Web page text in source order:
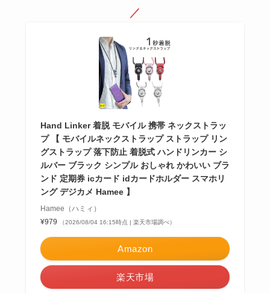
／
Hand Linker 着脱 モバイル 携帯 ネックストラッ
プ 【 モバイルネックストラップ ストラップ リン
グストラップ 落下防止 着脱式 ハンドリンカー シ
ルバー ブラック シンプル おしゃれ かわいい ブラ
ンド 定期券 icカード idカードホルダー スマホリ
ング デジカメ Hamee 】
Hamee（ハミィ）
¥979
（2026/08/04 16:15時点 | 楽天市場調べ）
Amazon
楽天市場